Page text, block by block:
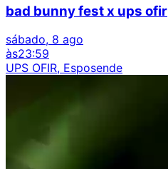
bad bunny fest x ups ofir
sábado, 8 ago
às23:59
UPS OFIR, Esposende